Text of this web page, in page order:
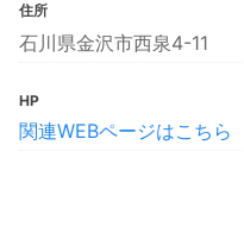
住所
石川県金沢市西泉4-11
HP
関連WEBページはこちら